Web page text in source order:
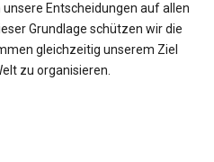
unsere Entscheidungen auf allen
Grundlage schützen wir die
gleichzeitig unserem Ziel
zu organisieren.